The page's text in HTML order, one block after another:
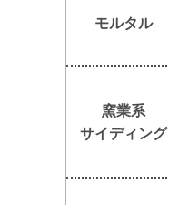
モルタル
窯業系
サイディング